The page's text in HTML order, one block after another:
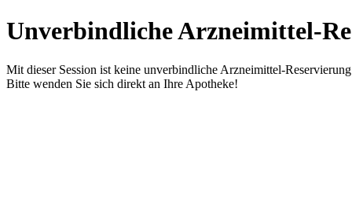
Unverbindliche Arzneimittel-
Mit dieser Session ist keine unverbindliche Arzneimittel-
Bitte wenden Sie sich direkt an Ihre Apotheke!